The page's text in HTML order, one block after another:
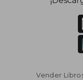
Vender